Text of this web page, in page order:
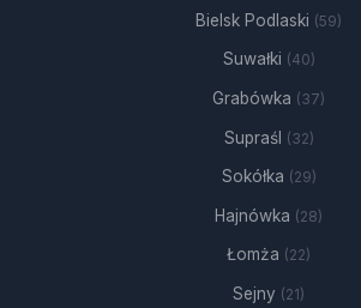
Bielsk Podlaski (59)
Suwałki (40)
Grabówka (37)
Supraśl (32)
Sokółka (29)
Hajnówka (28)
Łomża (22)
Sejny (21)